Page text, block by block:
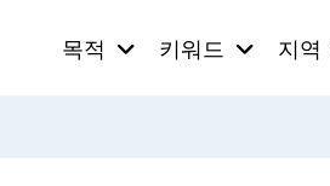
목적 키워드 지역